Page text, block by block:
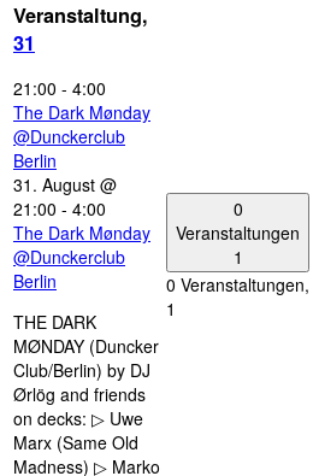
Veranstaltung,
31
21:00 - 4:00
The Dark Mønday
@Dunckerclub
Berlin
31. August @
21:00 - 4:00
The Dark Mønday
@Dunckerclub
Berlin
THE DARK
MØNDAY (Duncker
Club/Berlin) by DJ
Ørlög and friends
on decks: ▷ Uwe
Marx (Same Old
Madness) ▷ Marko
0
Veranstaltungen
1
0 Veranstaltungen,
1